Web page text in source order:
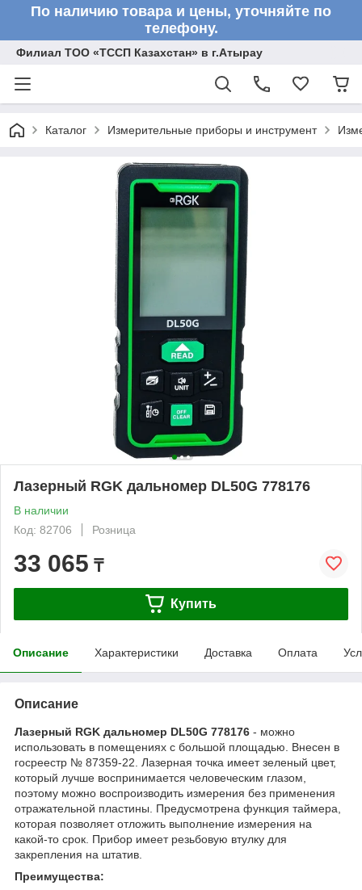
По наличию товара и цены, уточняйте по
телефону.
Филиал ТОО «ТССП Казахстан» в г.Атырау
Каталог Измерительные приборы и инструмент
Лазерный RGK дальномер DL50G 778176
В наличии
Код: 82706
Розница
33 065 ₸
Купить
Описание Характеристики Доставка Оплата
Описание
Лазерный RGK дальномер DL50G 778176 - можно
использовать в помещениях с большой площадью. Внесен в
госреестр № 87359-22. Лазерная точка имеет зеленый цвет,
который лучше воспринимается человеческим глазом,
поэтому можно воспроизводить измерения без применения
отражательной пластины. Предусмотрена функция таймера,
которая позволяет отложить выполнение измерения на
какой-то срок. Прибор имеет резьбовую втулку для
закрепления на штатив.
Преимущества: